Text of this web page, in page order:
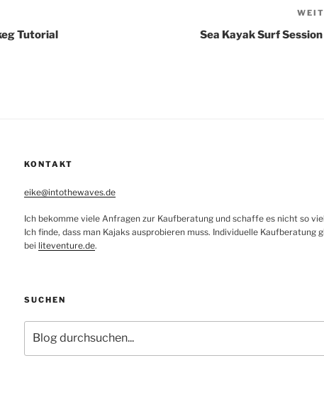
Tutorial Sea Kayak Surf
KONTAKT
eike@intothewaves.de
Ich bekomme viele Anfragen zur Kaufberatung und schaffe es nicht so
Ich finde, dass man Kajaks ausprobieren muss. Individuelle Kaufberatung
bei liteventure.de.
SUCHEN